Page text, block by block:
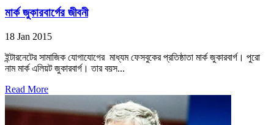
মার্ক জুকারবার্গের জীবনী
18 Jan 2015
ইন্টারনেটের সামাজিক যোগাযোগের মাধ্যম ফেসবুকের প্রতিষ্ঠাতা মার্ক জুকারবার্গ। পুরো
নাম মার্ক এলিয়ট জুকারবার্গ। তার বয়স...
Read More